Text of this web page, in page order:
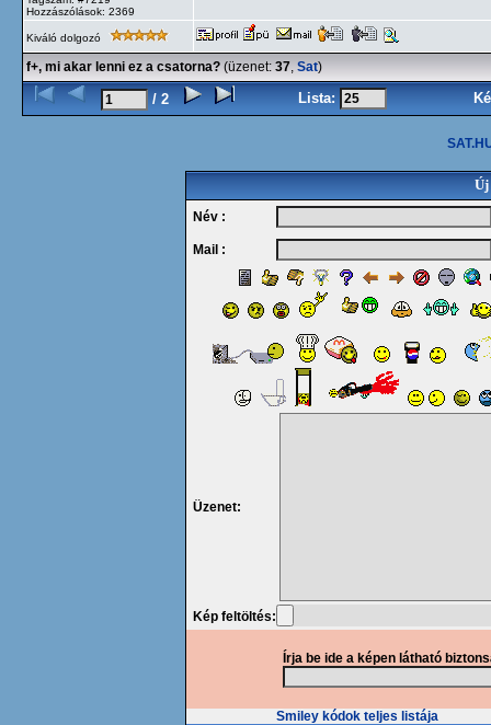
Hozzászólások: 2369
Kiváló dolgozó
f+, mi akar lenni ez a csatorna? (üzenet: 37, Sat)
/ 2 Lista:
Új
Név :
Mail :
Üzenet:
Kép feltöltés:
Írja be ide a képen látható
Smiley kódok teljes listája